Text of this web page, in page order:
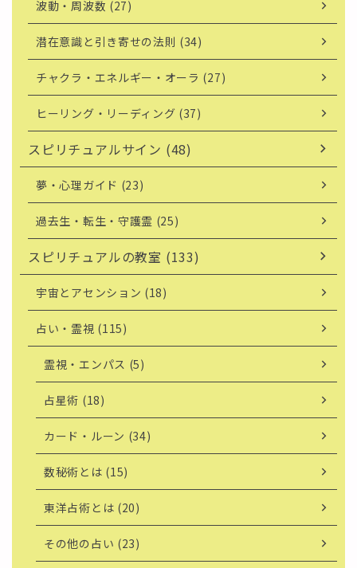
波動・周波数 (27)
潜在意識と引き寄せの法則 (34)
チャクラ・エネルギー・オーラ (27)
ヒーリング・リーディング (37)
スピリチュアルサイン (48)
夢・心理ガイド (23)
過去生・転生・守護霊 (25)
スピリチュアルの教室 (133)
宇宙とアセンション (18)
占い・霊視 (115)
霊視・エンパス (5)
占星術 (18)
カード・ルーン (34)
数秘術とは (15)
東洋占術とは (20)
その他の占い (23)